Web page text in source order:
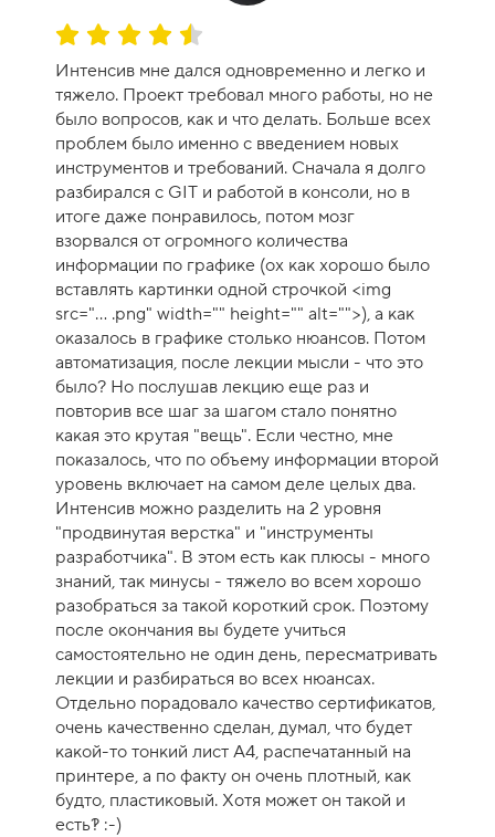
О
е
н
к
а
к
у
р
с
а
-
9
Интенсив мне дался одновременно и легко и
тяжело. Проект требовал много работы, но не
было вопросов, как и что делать. Больше всех
проблем было именно с введением новых
инструментов и требований. Сначала я долго
разбирался с GIT и работой в консоли, но в
итоге даже понравилось, потом мозг
взорвался от огромного количества
информации по графике (ох как хорошо было
вставлять картинки одной строчкой <img
src="... .png" width="" height="" alt="">), а как
оказалось в графике столько нюансов. Потом
автоматизация, после лекции мысли - что это
было? Но послушав лекцию еще раз и
повторив все шаг за шагом стало понятно
какая это крутая "вещь". Если честно, мне
показалось, что по объему информации второй
уровень включает на самом деле целых два.
Интенсив можно разделить на 2 уровня
"продвинутая верстка" и "инструменты
разработчика". В этом есть как плюсы - много
знаний, так минусы - тяжело во всем хорошо
разобраться за такой короткий срок. Поэтому
после окончания вы будете учиться
самостоятельно не один день, пересматривать
лекции и разбираться во всех нюансах.
Отдельно порадовало качество сертификатов,
очень качественно сделан, думал, что будет
какой-то тонкий лист А4, распечатанный на
принтере, а по факту он очень плотный, как
будто, пластиковый. Хотя может он такой и
есть?! :-)